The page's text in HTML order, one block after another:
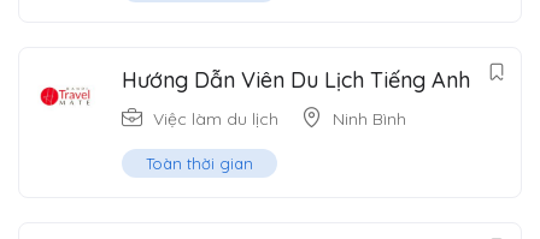
Hướng Dẫn Viên Du Lịch Tiếng Anh
Việc làm du lịch Ninh Bình
Toàn thời gian